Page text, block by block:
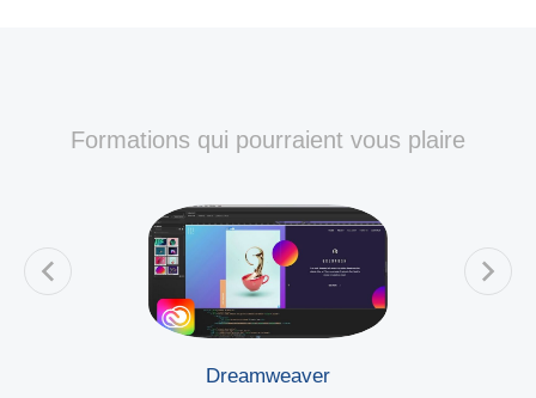
Formations qui pourraient vous plaire
Dreamweaver